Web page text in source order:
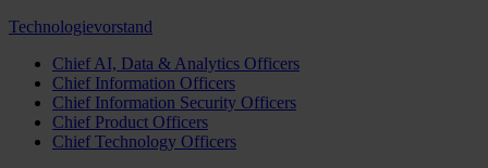
Technologievorstand
Chief AI, Data & Analytics Officers
Chief Information Officers
Chief Information Security Officers
Chief Product Officers
Chief Technology Officers